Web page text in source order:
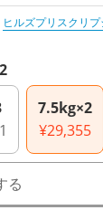
ヒルズプリスクリ
7.5kg×2
¥29,355
る